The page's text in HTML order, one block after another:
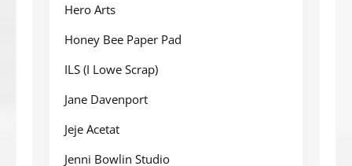
Hero Arts
Honey Bee Paper Pad
ILS (I Lowe Scrap)
Jane Davenport
Jeje Acetat
Jenni Bowlin Studio